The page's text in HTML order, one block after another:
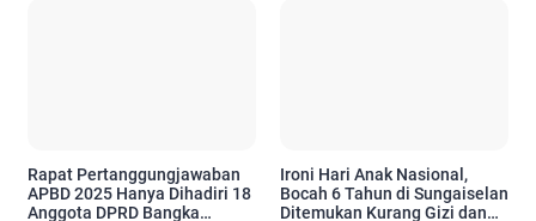
Rapat Pertanggungjawaban
APBD 2025 Hanya Dihadiri 18
Anggota DPRD Bangka
Ironi Hari Anak Nasional,
Bocah 6 Tahun di Sungaiselan
Ditemukan Kurang Gizi dan